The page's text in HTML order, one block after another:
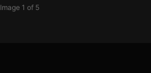
Image 1 of 5